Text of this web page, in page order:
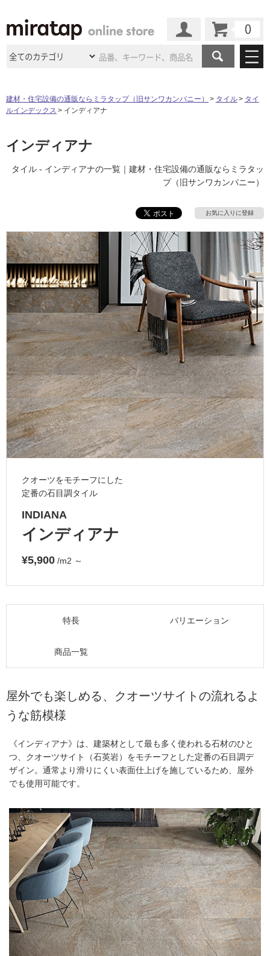
商品カテゴリ
キッチン
ム）・トイレ
ウッドデッキ フローリング・床材
収納 インテリア・家具
照明 ペット用品
内装用建材 パネル・壁材
ロートアイアン 天然石・石材
メンテナンス・施工材 新商品
施工事例
ミラタップ のあるくらし お客様訪問インタビュー
ショールームのご案内 東京ショールーム
名古屋ショールーム 京都ショールーム
福岡ショールーム 札幌スマートショールー
ム
横浜スマートショールー
ム
ウェルビーみのおHDC
BOX
初めての方へ
よくある質問 お問い合わせ
修理お問い合わせ クレーム公開
説明書・図面検索 水まわり3年保証
お役立ち情報 住まいのスタイリング
アイデア
ミラタップチャンネル
オンライン相談
その他サービス
ミラタップと創る家
ASOLIE
工事会社紹介
Coziコンシ
ェルジュ
自分らしい家づくり
SUVACO
最高のリノベ会社がみつ
かる リノベりす
建材・住宅設備の通販ならミラタップ（旧サンワカンパニー） タイル
タイ
ルインデックス
インディアナ
インディアナ
タイル - インディアナの一覧｜建材・住宅設備の通販ならミラタッ
プ（旧サンワカンパニー）
お気に入りに登録
クオーツをモチーフにした
定番の石目調タイル
INDIANA
インディアナ
¥5,900 /m2 ～
特長 バリエーション
商品一覧
屋外でも楽しめる、クオーツサイトの流れるよ
うな筋模様
《インディアナ》は、建築材として最も多く使われる石材のひと
つ、クオーツサイト（石英岩）をモチーフとした定番の石目調デ
ザイン。通常より滑りにくい表面仕上げを施しているため、屋外
でも使用可能です。